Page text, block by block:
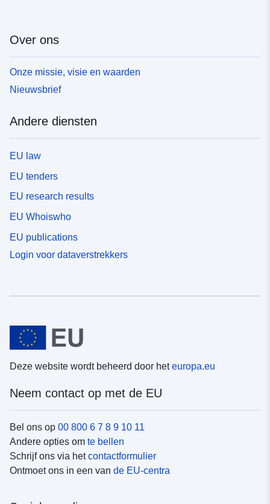
Over ons
Onze missie, visie en waarden
Nieuwsbrief
Andere diensten
EU law
EU tenders
EU research results
EU Whoiswho
EU publications
Login voor dataverstrekkers
Deze website wordt beheerd door heteuropa.eu
Neem contact op met de EU
Bel ons op 00 800 6 7 8 9 10 11
Andere opties om te bellen
Schrijf ons via hetcontactformulier
Ontmoet ons in een van de EU-centra